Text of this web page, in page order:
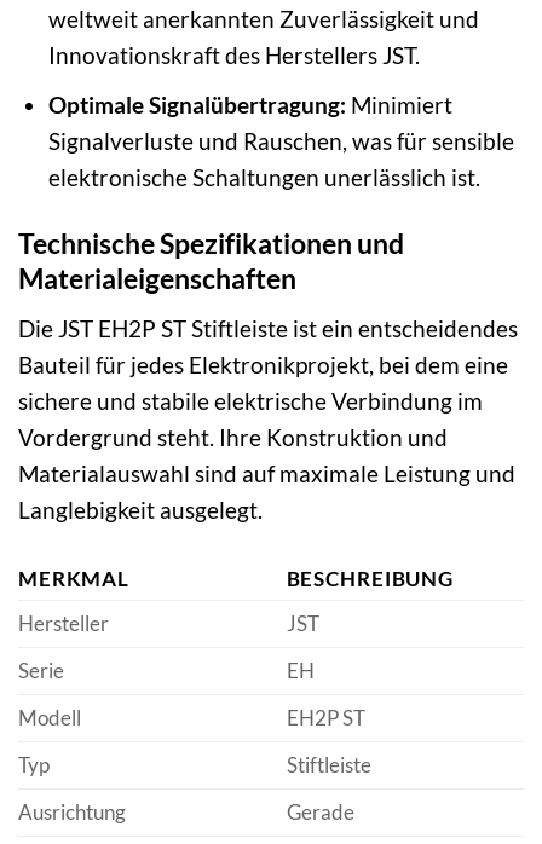
weltweit anerkannten Zuverlässigkeit und
Innovationskraft des Herstellers JST.
Optimale Signalübertragung: Minimiert
Signalverluste und Rauschen, was für sensible
elektronische Schaltungen unerlässlich ist.
Technische Spezifikationen und
Materialeigenschaften
Die JST EH2P ST Stiftleiste ist ein entscheidendes
Bauteil für jedes Elektronikprojekt, bei dem eine
sichere und stabile elektrische Verbindung im
Vordergrund steht. Ihre Konstruktion und
Materialauswahl sind auf maximale Leistung und
Langlebigkeit ausgelegt.
MERKMAL
BESCHREIBUNG
Hersteller
JST
Serie
EH
Modell
EH2P ST
Typ
Stiftleiste
Ausrichtung
Gerade